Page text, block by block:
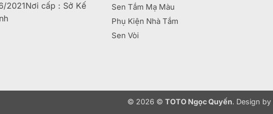
2021Nơi cấp : Sở Kế
Sen Tắm Mạ Màu
Phụ Kiện Nhà Tắm
Sen Vòi
© 2026 © TOTO Ngọc Quyến. Design by